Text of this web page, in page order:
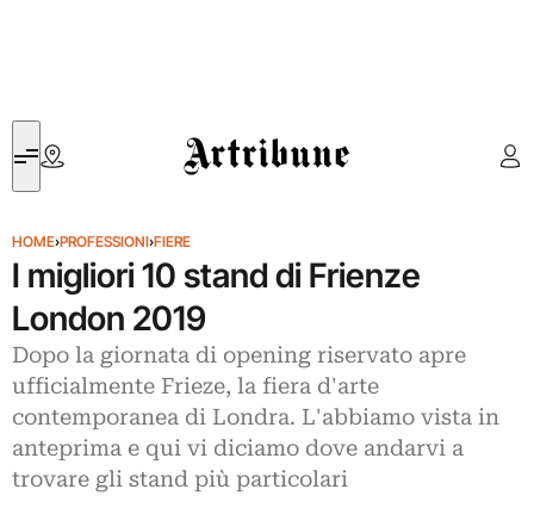
Artribune
HOME›PROFESSIONI›FIERE
I migliori 10 stand di Frienze
London 2019
Dopo la giornata di opening riservato apre
ufficialmente Frieze, la fiera d'arte
contemporanea di Londra. L'abbiamo vista in
anteprima e qui vi diciamo dove andarvi a
trovare gli stand più particolari